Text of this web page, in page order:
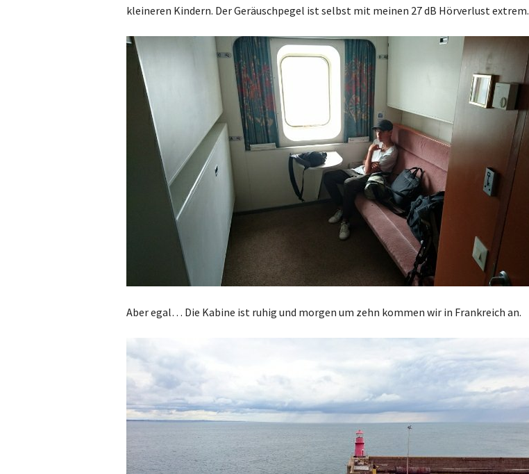
kleineren Kindern. Der Geräuschpegel ist selbst mit meinen 27 dB Hörverlust extrem.
Aber egal… Die Kabine ist ruhig und morgen um zehn kommen wir in Frankreich an.